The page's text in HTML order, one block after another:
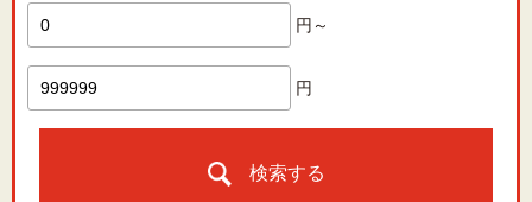
円～
円
検索する